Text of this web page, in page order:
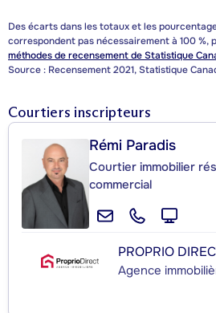
Des écarts dans les totaux et les
correspondent pas nécessairement à 100 %,
méthodes de recensement de Statistique
Source : Recensement 2021, Statistique
Courtiers inscripteurs
Rémi Paradis
Courtier immobilier
commercial
PROPRIO
Agence